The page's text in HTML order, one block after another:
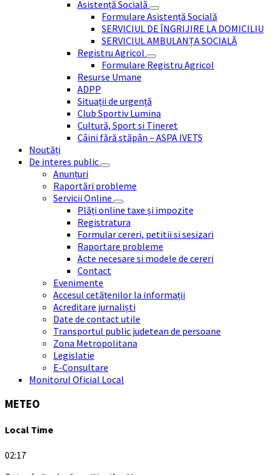
Asistență Socială
Formulare Asistență Socială
SERVICIUL DE ÎNGRIJIRE LA DOMICILIU
SERVICIUL AMBULANȚA SOCIALĂ
Registru Agricol
Formulare Registru Agricol
Resurse Umane
ADPP
Situații de urgență
Club Sportiv Lumina
Cultură, Sport si Tineret
Câini fără stăpân – ASPA IVETS
Noutăți
De interes public
Anunțuri
Raportări probleme
Servicii Online
Plăți online taxe și impozite
Registratura
Formular cereri, petitii si sesizari
Raportare probleme
Acte necesare si modele de cereri
Contact
Evenimente
Accesul cetățenilor la informații
Acreditare jurnaliști
Date de contact utile
Transportul public judetean de persoane
Zona Metropolitana
Legislatie
E-Consultare
Monitorul Oficial Local
METEO
Local Time
02:17